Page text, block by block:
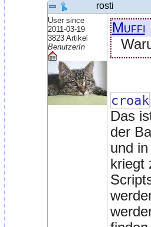
rosti
User since
2011-03-19
3823 Artikel
BenutzerIn
Muffi
croak
Das
der
und
kriegt